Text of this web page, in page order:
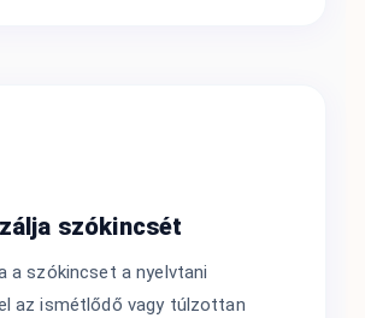
szókincsét
a szókincset a nyelvtani
az ismétlődő vagy túlzottan